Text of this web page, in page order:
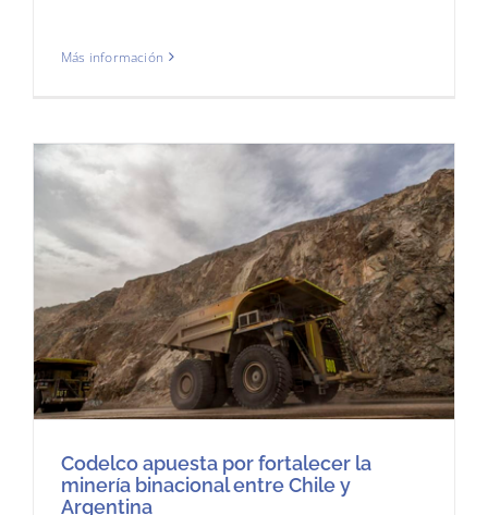
Más información
Codelco apuesta por fortalecer la
minería binacional entre Chile y
Argentina